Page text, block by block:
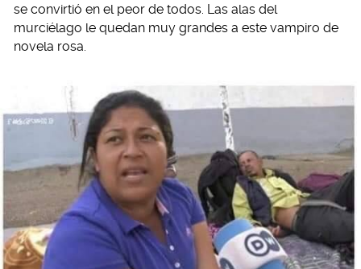
se convirtió en el peor de todos. Las alas del
murciélago le quedan muy grandes a este vampiro de
novela rosa.